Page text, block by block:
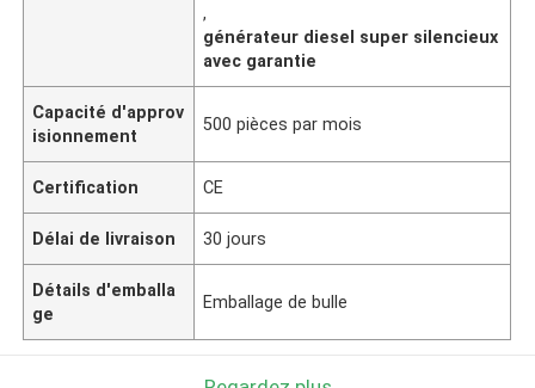
,
générateur diesel super silencieux
avec garantie
Capacité d'approv
isionnement
500 pièces par mois
Certification CE
Délai de livraison 30 jours
Détails d'emballa
ge
Emballage de bulle